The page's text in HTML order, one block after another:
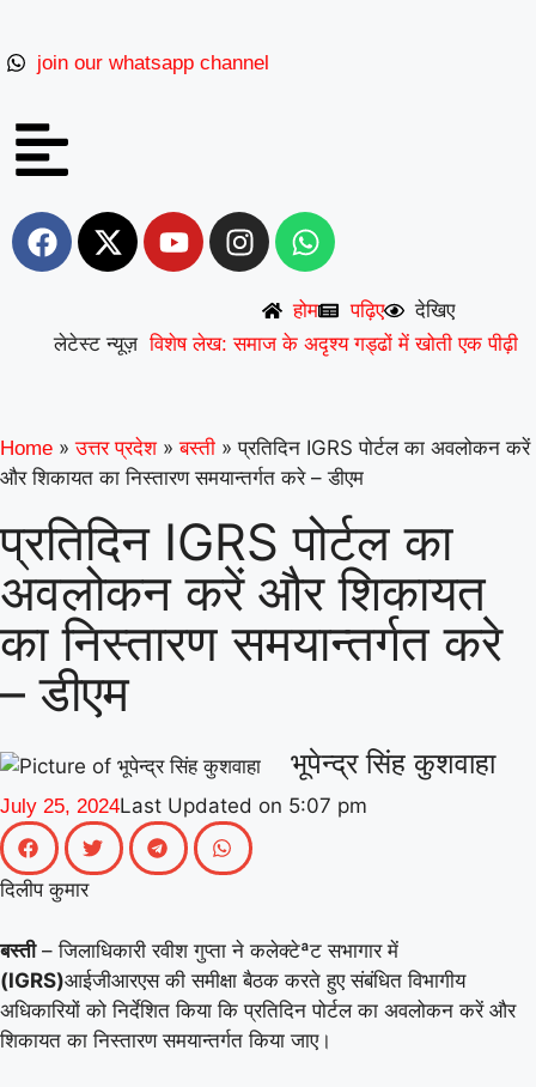
join our whatsapp channel
होम पढ़िए
देखिए
लेटेस्ट न्यूज़ विशेष लेख: समाज के अदृश्य गड्ढों में खोती एक पीढ़ी
पुरस्कार’ युवा शक्ति को समर्पित करेंगे अमन | वरिष्ठ
शिक्षाविद् डॉ. सत्यवीर सिंह को समग्र शिक्षा
(माध्यमिक) के जिला समन्वयक का प्रभार |
वर्ल्ड रिकॉर्ड की खुशी से गूंजा माय भारत केंद्र, युवाओं
ने कहा- यह हमारी पीढ़ी की उपलब्धि | माय भारत से
दिया बढ़ावा MY Bharat के विश्व रिकॉर्ड समारोह
में जब दिखे बागपत के अमन, गर्व से भर उठा यूपी
Home » उत्तर प्रदेश » बस्ती » प्रतिदिन IGRS पोर्टल का अवलोकन करें
और शिकायत का निस्तारण समयान्तर्गत करे – डीएम
प्रतिदिन IGRS पोर्टल का
अवलोकन करें और शिकायत
का निस्तारण समयान्तर्गत करे
– डीएम
भूपेन्द्र सिंह कुशवाहा
July 25, 2024Last Updated on 5:07 pm
दिलीप कुमार
बस्ती– जिलाधिकारी रवीश गुप्ता ने कलेक्टेªट सभागार में
(IGRS)आईजीआरएस की समीक्षा बैठक करते हुए संबंधित विभागीय
अधिकारियों को निर्देशित किया कि प्रतिदिन पोर्टल का अवलोकन करें और
शिकायत का निस्तारण समयान्तर्गत किया जाए।